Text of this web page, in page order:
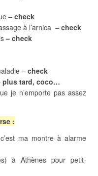
– check
à l’arnica – check
– check
–check
plus tard, coco…
je n’emporte pas assez
:
ma montre à alarme
à Athènes pour petit-